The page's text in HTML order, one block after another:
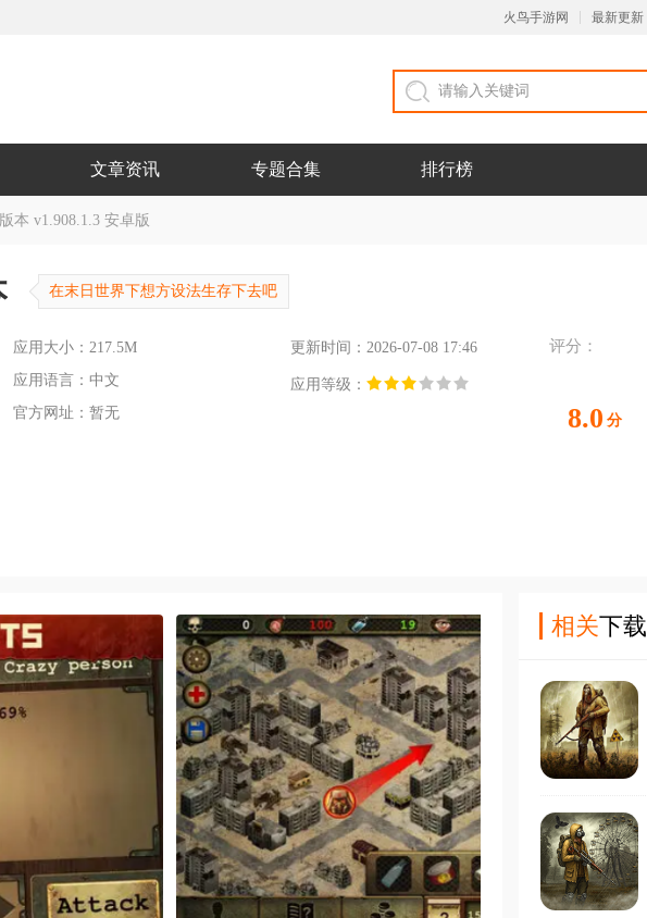
火鸟手游网 最新更新
文章资讯 专题合集 排行榜
本 v1.908.1.3 安卓版
在末日世界下想方设法生存下去吧
应用大小：217.5M
更新时间：2026-07-08 17:46
应用语言：中文
应用等级：
官方网址：暂无
评分：
8.0 分
相关下载